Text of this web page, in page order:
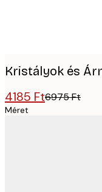
Kristályok és
4185 Ft6975 Ft
Méret